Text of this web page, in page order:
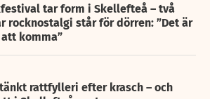
tar form i Skellefteå – två
rocknostalgi står för dörren: ”Det är
komma”
rattfylleri efter krasch – och